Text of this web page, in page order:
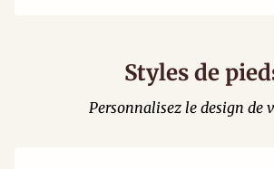
Styles de
Personnalisez le design de